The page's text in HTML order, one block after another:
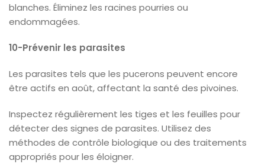
blanches. Éliminez les racines pourries ou
endommagées.
10-Prévenir les parasites
Les parasites tels que les pucerons peuvent encore
être actifs en août, affectant la santé des pivoines.
Inspectez régulièrement les tiges et les feuilles pour
détecter des signes de parasites. Utilisez des
méthodes de contrôle biologique ou des traitements
appropriés pour les éloigner.